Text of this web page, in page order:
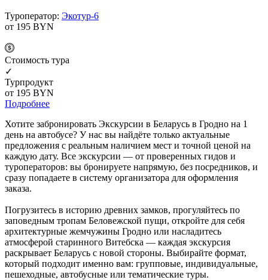
Туроператор: Экотур-6
от 195 BYN
Cтоимость тура
✓
Турпродукт
от 195 BYN
Подробнее
Хотите забронировать Экскурсии в Беларусь в Гродно на 1
день на автобусе? У нас вы найдёте только актуальные
предложения с реальным наличием мест и точной ценой на
каждую дату. Все экскурсии — от проверенных гидов и
туроператоров: вы бронируете напрямую, без посредников, и
сразу попадаете в систему организатора для оформления
заказа.
Погрузитесь в историю древних замков, прогуляйтесь по
заповедным тропам Беловежской пущи, откройте для себя
архитектурные жемчужины Гродно или насладитесь
атмосферой старинного Витебска — каждая экскурсия
раскрывает Беларусь с новой стороны. Выбирайте формат,
который подходит именно вам: групповые, индивидуальные,
пешеходные, автобусные или тематические туры.